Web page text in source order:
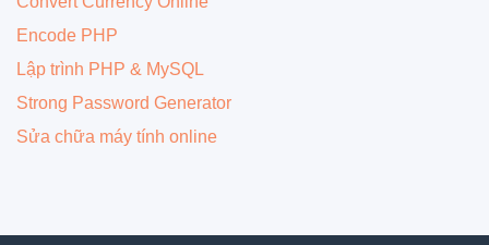
Encode PHP
Lập trình PHP & MySQL
Strong Password Generator
Sửa chữa máy tính online